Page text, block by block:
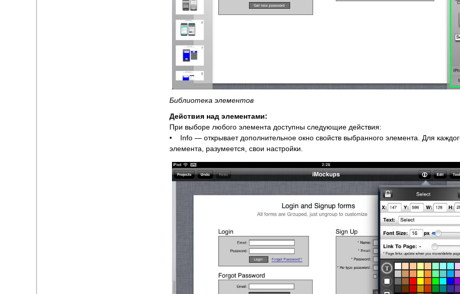
Библиотека элементов
Действия над элементами:
При выборе любого элемента доступны следующие действия:
• Info — открывает дополнительное окно свойств выбранного элемента. Для
элемента, разумеется, свои настройки.